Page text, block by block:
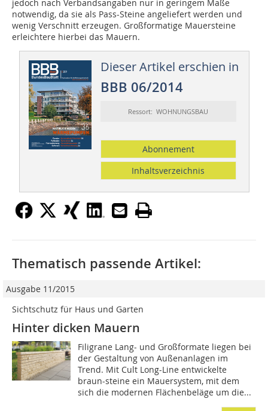
jedoch nach Verbandsangaben nur in geringem Maße
notwendig, da sie als Pass-Steine angeliefert werden und
wenig Verschnitt erzeugen. Großformatige Mauersteine
erleichtere hierbei das Mauern.
Dieser Artikel erschien in
BBB 06/2014
Ressort: WOHNUNGSBAU
Abonnement
Inhaltsverzeichnis
Thematisch passende Artikel:
Ausgabe 11/2015
Sichtschutz für Haus und Garten
Hinter dicken Mauern
Filigrane Lang- und Großformate liegen bei
der Gestaltung von Außenanlagen im
Trend. Mit Cult Long-Line entwickelte
braun-steine ein Mauersystem, mit de­­m
sich die modernen Flächenbeläge um die...